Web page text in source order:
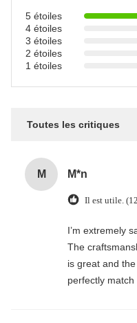
5 étoiles
4 étoiles
3 étoiles
2 étoiles
1 étoiles
Toutes les critiques
M M*n
Il est utile.
I’m extremely
The
is great and
perfectly